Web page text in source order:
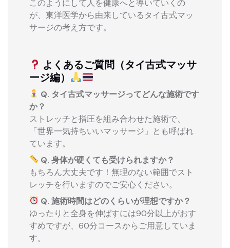
このようにして人を健康へと導いていくの
が、東洋医学から由来しているタイ古式マッ
サージの考え方です。
よくあるご質問（タイ古式マッサ
ージ編）
Q. タイ古式マッサージってどんな施術です
か？
ストレッチと指圧を組み合わせた施術で、
「世界一気持ちいいマッサージ」とも呼ばれ
ています。
Q. 身体が硬くても受けられますか？
もちろん大丈夫です！無理のない範囲でスト
レッチを行いますのでご安心ください。
Q. 施術時間はどのくらいが理想ですか？
ゆったりと全身を伸ばすには90分以上がおす
すめですが、60分コースからご用意していま
す。